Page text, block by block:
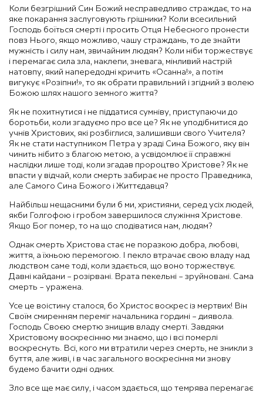
Коли безгрішний Син Божий несправедливо страждає, то на
яке покарання заслуговують грішники? Коли всесильний
Господь боїться смерті і просить Отця Небесного пронести
повз Нього, якщо можливо, чашу страждань, то де знайти
мужність і силу нам, звичайним людям? Коли ніби торжествує
і перемагає сила зла, наклепи, зневага, мінливий настрій
натовпу, який напередодні кричить «Осанна!», а потім
вигукує «Розіпни!», то як обрати правильний і згідний з волею
Божою шлях нашого земного життя?
Як не похитнутися і не піддатися сумніву, приступаючи до
боротьби, коли згадуємо про все це? Як не уподібнитися до
учнів Христових, які розбіглися, залишивши свого Учителя?
Як не стати наступником Петра у зраді Сина Божого, яку він
чинить нібито з благою метою, а усвідомлює її справжні
наслідки лише тоді, коли згадав пророцтво Христове? Як не
впасти у відчай, коли смерть забирає не просто Праведника,
але Самого Сина Божого і Життєдавця?
Найбільш нещасними були б ми, християни, серед усіх людей,
якби Голгофою і гробом завершилося служіння Христове.
Якщо Бог помер, то на що сподіватися нам, людям?
Однак смерть Христова стає не поразкою добра, любові,
життя, а їхньою перемогою. І пекло втрачає свою владу над
людством саме тоді, коли здається, що воно торжествує.
Давні кайдани – розірвані. Врата пекельні – зруйновані. Сама
смерть – уражена.
Усе це воістину сталося, бо Христос воскрес із мертвих! Він
Своїм смиренням переміг начальника гордині – диявола.
Господь Своєю смертю знищив владу смерті. Завдяки
Христовому воскресінню ми знаємо, що і всі померлі
воскреснуть. Всі, кого ми втратили через смерть, не зникли з
буття, але живі, і в час загального воскресіння ми знову
будемо бачити одні одних.
Зло все ще має силу, і часом здається, що темрява перемагає